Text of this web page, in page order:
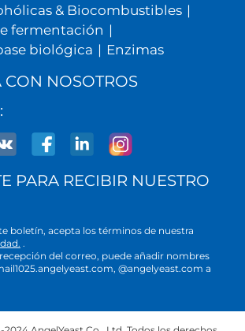
& Biocombustibles |
fermentación |
biológica | Enzimas
CON NOSOTROS
PARA RECIBIR NUESTRO
boletín, acepta los términos de nuestra
.
del correo, puede añadir nombres
@angelyeast.com a